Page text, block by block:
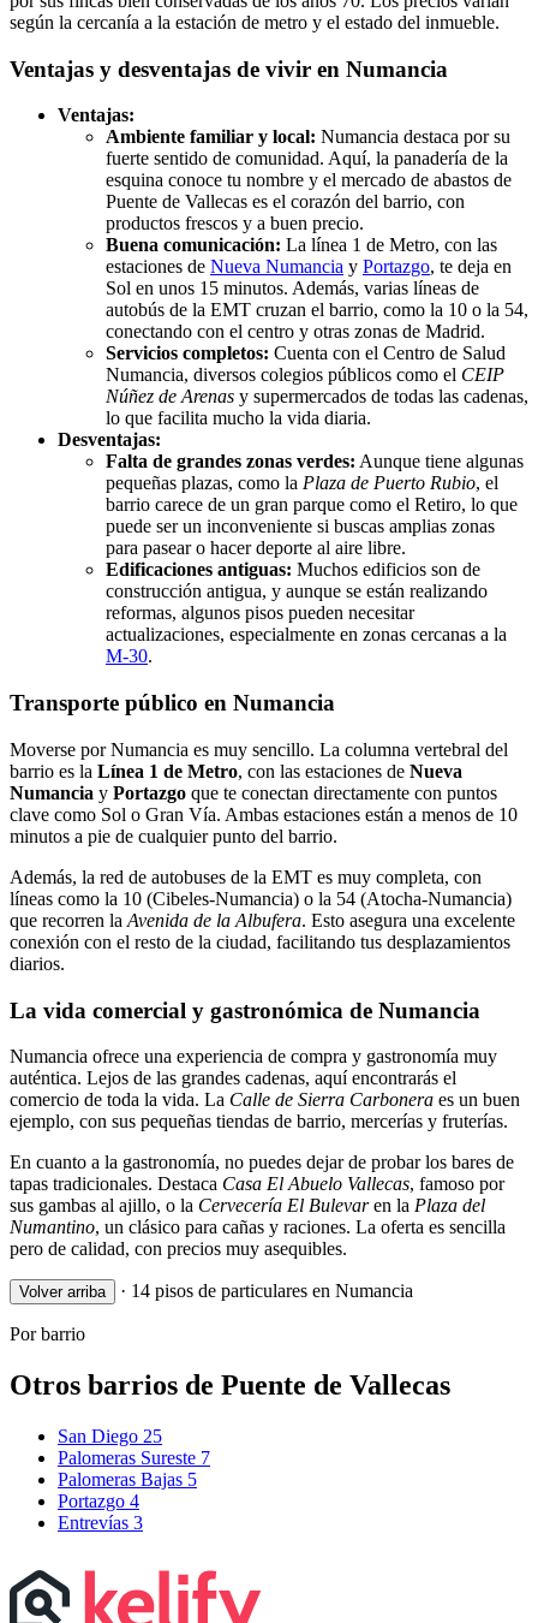
según la cercanía a la estación de metro y el estado del inmueble.
Ventajas y desventajas de vivir en Numancia
Ventajas:
Ambiente familiar y local: Numancia destaca por su
fuerte sentido de comunidad. Aquí, la panadería de la
esquina conoce tu nombre y el mercado de abastos de
Puente de Vallecas es el corazón del barrio, con
productos frescos y a buen precio.
Buena comunicación: La línea 1 de Metro, con las
estaciones de Nueva Numancia y Portazgo, te deja en
Sol en unos 15 minutos. Además, varias líneas de
autobús de la EMT cruzan el barrio, como la 10 o la 54,
conectando con el centro y otras zonas de Madrid.
Servicios completos: Cuenta con el Centro de Salud
Numancia, diversos colegios públicos como el CEIP
Núñez de Arenas y supermercados de todas las cadenas,
lo que facilita mucho la vida diaria.
Desventajas:
Falta de grandes zonas verdes: Aunque tiene algunas
pequeñas plazas, como la Plaza de Puerto Rubio, el
barrio carece de un gran parque como el Retiro, lo que
puede ser un inconveniente si buscas amplias zonas
para pasear o hacer deporte al aire libre.
Edificaciones antiguas: Muchos edificios son de
construcción antigua, y aunque se están realizando
reformas, algunos pisos pueden necesitar
actualizaciones, especialmente en zonas cercanas a la
M-30.
Transporte público en Numancia
Moverse por Numancia es muy sencillo. La columna vertebral del
barrio es la Línea 1 de Metro, con las estaciones de Nueva
Numancia y Portazgo que te conectan directamente con puntos
clave como Sol o Gran Vía. Ambas estaciones están a menos de 10
minutos a pie de cualquier punto del barrio.
Además, la red de autobuses de la EMT es muy completa, con
líneas como la 10 (Cibeles-Numancia) o la 54 (Atocha-Numancia)
que recorren la Avenida de la Albufera. Esto asegura una excelente
conexión con el resto de la ciudad, facilitando tus desplazamientos
diarios.
La vida comercial y gastronómica de Numancia
Numancia ofrece una experiencia de compra y gastronomía muy
auténtica. Lejos de las grandes cadenas, aquí encontrarás el
comercio de toda la vida. La Calle de Sierra Carbonera es un buen
ejemplo, con sus pequeñas tiendas de barrio, mercerías y fruterías.
En cuanto a la gastronomía, no puedes dejar de probar los bares de
tapas tradicionales. Destaca Casa El Abuelo Vallecas, famoso por
sus gambas al ajillo, o la Cervecería El Bulevaren la Plaza del
Numantino, un clásico para cañas y raciones. La oferta es sencilla
pero de calidad, con precios muy asequibles.
Volver arriba · 14 pisos de particulares en Numancia
Por barrio
Otros barrios de Puente de Vallecas
San Diego 25
Palomeras Sureste 7
Palomeras Bajas 5
Portazgo 4
Entrevías 3